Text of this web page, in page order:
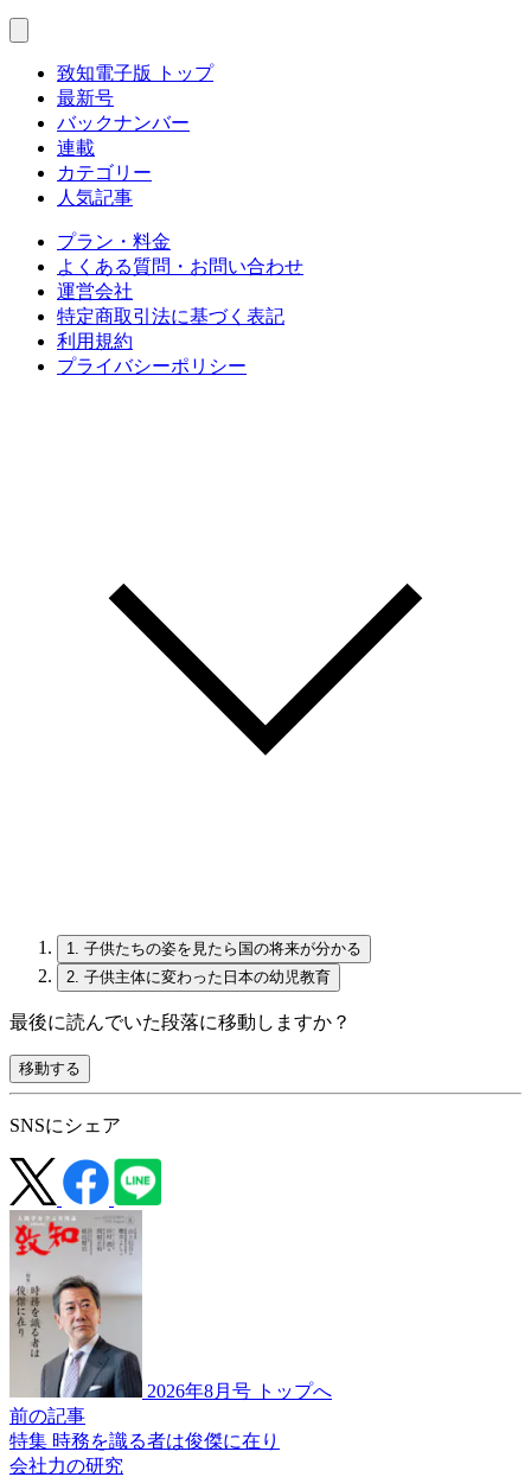
致知電子版 トップ
最新号
バックナンバー
連載
カテゴリー
人気記事
プラン・料金
よくある質問・お問い合わせ
運営会社
特定商取引法に基づく表記
利用規約
プライバシーポリシー
1.
子供たちの姿を見たら国の将来が分かる
2. 子供主体に変わった日本の幼児教育
最後に読んでいた段落に移動しますか？
移動する
SNSにシェア
2026年8月号 トップへ
前の記事
特集 時務を識る者は俊傑に在り
会社力の研究